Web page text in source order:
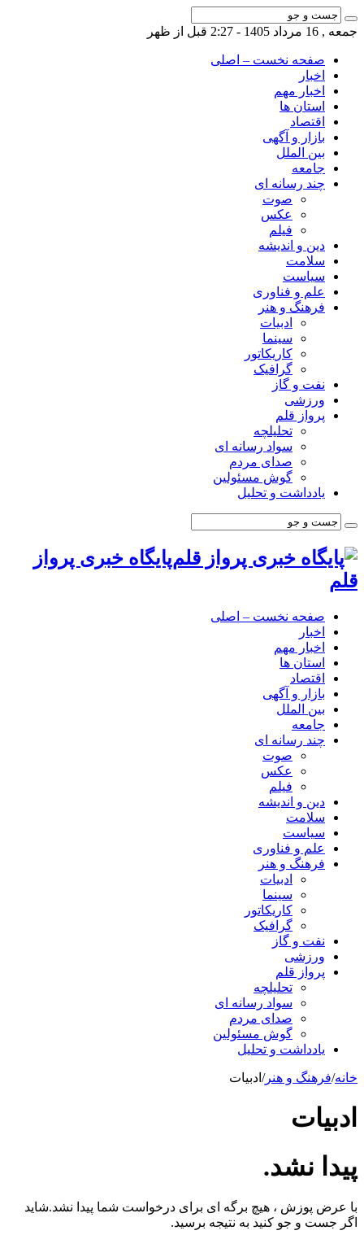
جمعه , 16 مرداد 1405 - 2:27 قبل از ظهر
صفحه نخست – اصلی
اخبار
اخبار مهم
استان ها
اقتصاد
بازار و آگهی
بین الملل
جامعه
چند رسانه ای
صوت
عکس
فیلم
دین و اندیشه
سلامت
سیاست
علم و فناوری
فرهنگ و هنر
ادبیات
سینما
کاریکاتور
گرافیک
نفت و گاز
ورزشی
پرواز قلم
تحلیلچه
سواد رسانه ای
صدای مردم
گوش مسئولین
یادداشت و تحلیل
پایگاه خبری پرواز
قلم
صفحه نخست – اصلی
اخبار
اخبار مهم
استان ها
اقتصاد
بازار و آگهی
بین الملل
جامعه
چند رسانه ای
صوت
عکس
فیلم
دین و اندیشه
سلامت
سیاست
علم و فناوری
فرهنگ و هنر
ادبیات
سینما
کاریکاتور
گرافیک
نفت و گاز
ورزشی
پرواز قلم
تحلیلچه
سواد رسانه ای
صدای مردم
گوش مسئولین
یادداشت و تحلیل
خانه/فرهنگ و هنر/ ادبیات
ادبیات
پیدا نشد.
با عرض پوزش ، هیچ برگه ای برای درخواست شما پیدا نشد.شاید
اگر جست و جو کنید به نتیجه برسید.